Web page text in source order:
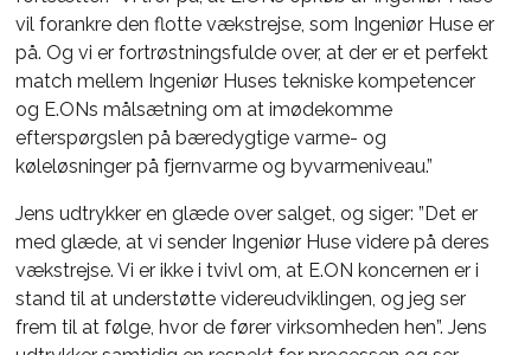
vil forankre den flotte vækstrejse, som Ingeniør Huse er
på. Og vi er fortrøstningsfulde over, at der er et perfekt
match mellem Ingeniør Huses tekniske kompetencer
og E.ONs målsætning om at imødekomme
efterspørgslen på bæredygtige varme- og
køleløsninger på fjernvarme og byvarmeniveau.”
Jens udtrykker en glæde over salget, og siger: ”Det er
med glæde, at vi sender Ingeniør Huse videre på deres
vækstrejse. Vi er ikke i tvivl om, at E.ON koncernen er i
stand til at understøtte videreudviklingen, og jeg ser
frem til at følge, hvor de fører virksomheden hen”. Jens